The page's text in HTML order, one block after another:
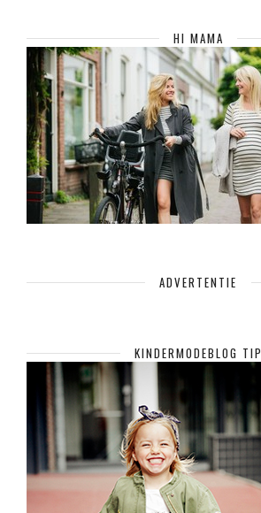
HI MAMA
ADVERTENTIE
KINDERMODEBLOG TIP